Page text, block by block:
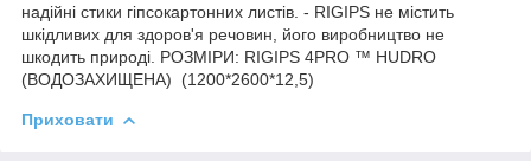
надійні стики гіпсокартонних листів. - RIGIPS не містить
шкідливих для здоров'я речовин, його виробництво не
шкодить природі. РОЗМІРИ: RIGIPS 4PRO ™ HUDRO
(ВОДОЗАХИЩЕНА) (1200*2600*12,5)
Приховати